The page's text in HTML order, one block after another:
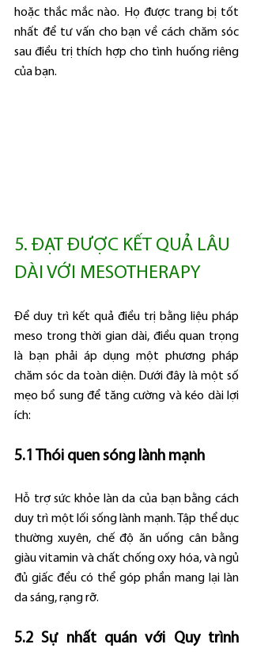
hoặc thắc mắc nào. Họ được trang bị tốt
nhất để tư vấn cho bạn về cách chăm sóc
sau điều trị thích hợp cho tình huống riêng
của bạn.
5. ĐẠT ĐƯỢC KẾT QUẢ LÂU
DÀI VỚI MESOTHERAPY
Để duy trì kết quả điều trị bằng liệu pháp
meso trong thời gian dài, điều quan trọng
là bạn phải áp dụng một phương pháp
chăm sóc da toàn diện. Dưới đây là một số
mẹo bổ sung để tăng cường và kéo dài lợi
ích:
5.1 Thói quen sóng lành mạnh
Hỗ trợ sức khỏe làn da của bạn bằng cách
duy trì một lối sống lành mạnh. Tập thể dục
thường xuyên, chế độ ăn uống cân bằng
giàu vitamin và chất chống oxy hóa, và ngủ
đủ giấc đều có thể góp phần mang lại làn
da sáng, rạng rỡ.
5.2 Sự nhất quán với Quy trình